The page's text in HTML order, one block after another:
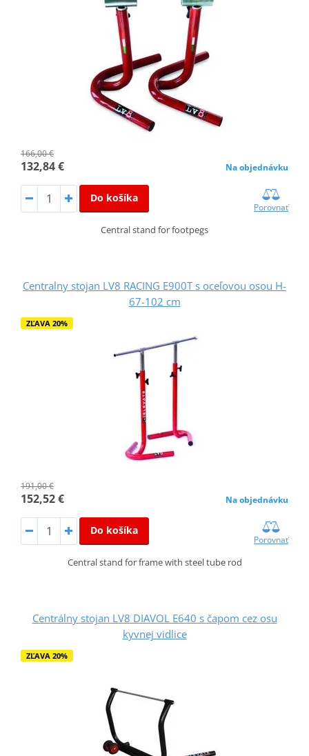
166,00 €
132,84 € Na objednávku
Do košíka
Porovnať
Central stand for footpegs
Centralny stojan LV8 RACING E900T s oceľovou osou H-
67-102 cm
ZĽAVA 20%
191,00 €
152,52 € Na objednávku
Do košíka
Porovnať
Central stand for frame with steel tube rod
Centrálny stojan LV8 DIAVOL E640 s čapom cez osu
kyvnej vidlice
ZĽAVA 20%